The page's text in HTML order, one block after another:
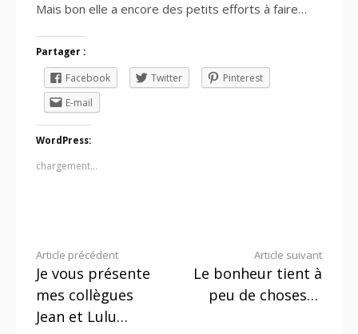
Mais bon elle a encore des petits efforts à faire…
Partager :
Facebook Twitter
Pinterest
E-mail
WordPress:
chargement…
Lire
la
suite
Article précédent
Je vous présente
mes collègues
Jean et Lulu…
Article suivant
Le bonheur tient à
peu de choses…